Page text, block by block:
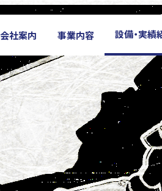
会社案内 事業内容 設備・実績